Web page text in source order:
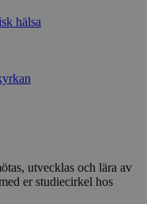
hälsa
utvecklas och lära av
er studiecirkel hos